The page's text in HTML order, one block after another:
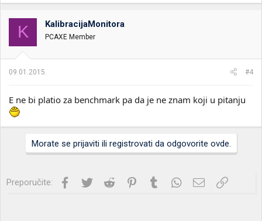
K KalibracijaMonitora
PCAXE Member
09.01.2015. #4
E ne bi platio za benchmark pa da je ne znam koji u pitanju
Morate se prijaviti ili registrovati da odgovorite ovde.
Preporučite: Facebook
Twitter Reddit PinterestTumblrWhatsApp
Imejl Link